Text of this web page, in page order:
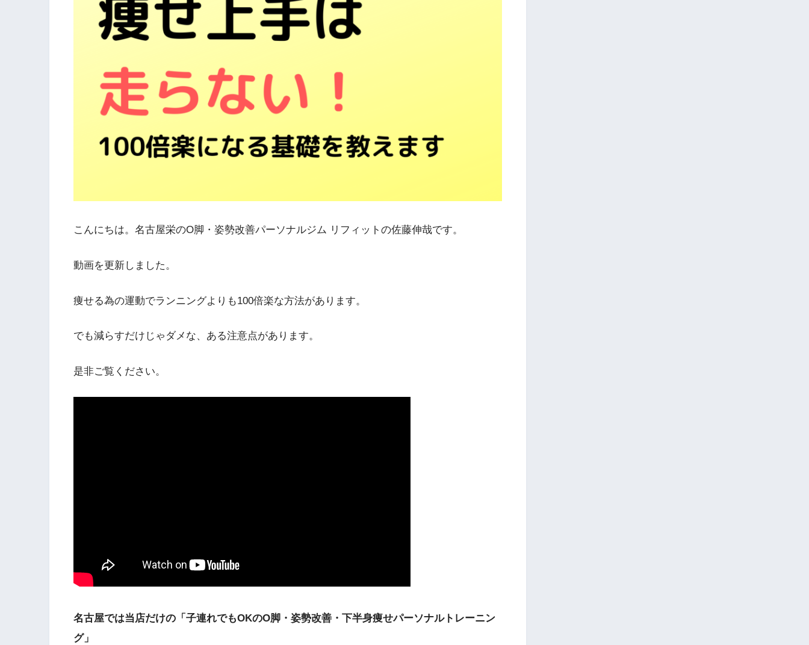
こんにちは。名古屋栄のO脚・姿勢改善パーソナルジム リフィットの佐藤伸哉です。
動画を更新しました。
痩せる為の運動でランニングよりも100倍楽な方法があります。
でも減らすだけじゃダメな、ある注意点があります。
是非ご覧ください。
名古屋では当店だけの「子連れでもOKのO脚・姿勢改善・下半身痩せパーソナルトレーニン
グ」